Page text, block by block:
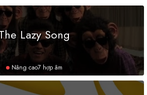
Lazy Song
Nâng cao7 hợp âm